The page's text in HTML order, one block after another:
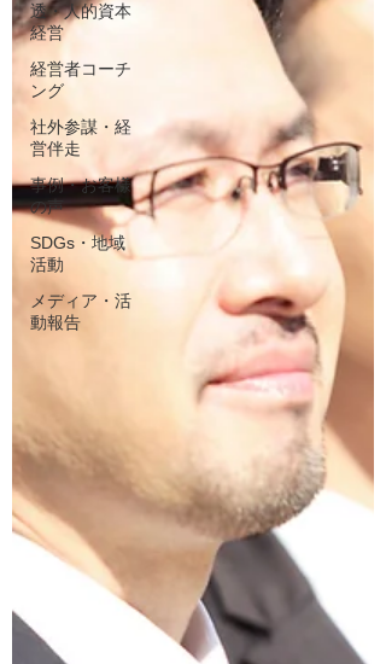
透・人的資本
経営
経営者コーチ
ング
社外参謀・経
営伴走
事例・お客様
の声
SDGs・地域
活動
メディア・活
動報告